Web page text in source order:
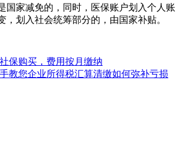
国家减免的，同时，医保账户划入个人账
，划入社会统筹部分的，由国家补贴。
保购买，费用按月缴纳
教您企业所得税汇算清缴如何弥补亏损